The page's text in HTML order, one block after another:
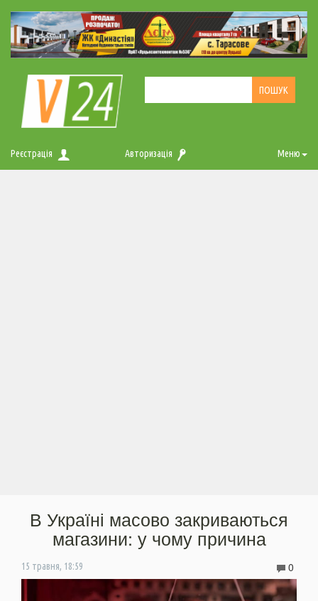
Реєстрація Авторизація Меню
В Україні масово закриваються
магазини: у чому причина
15 травня, 18:59 0